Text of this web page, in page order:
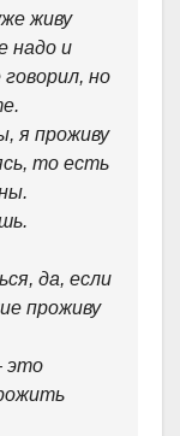
живу
надо и
но
я проживу
то есть
да, если
проживу
это